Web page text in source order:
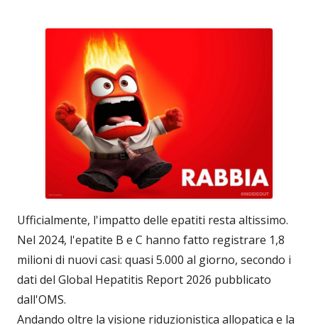
Ufficialmente, l'impatto delle epatiti resta altissimo.
Nel 2024, l'epatite B e C hanno fatto registrare 1,8
milioni di nuovi casi: quasi 5.000 al giorno, secondo i
dati del Global Hepatitis Report 2026 pubblicato
dall'OMS.
Andando oltre la visione riduzionistica allopatica e la